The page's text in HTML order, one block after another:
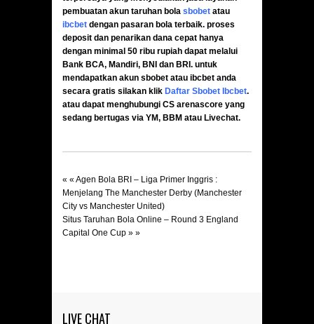
pembuatan akun taruhan bola sbobet atau
ibcbet dengan pasaran bola terbaik. proses
deposit dan penarikan dana cepat hanya
dengan minimal 50 ribu rupiah dapat melalui
Bank BCA, Mandiri, BNI dan BRI. untuk
mendapatkan akun sbobet atau ibcbet anda
secara gratis silakan klik Daftar Sbobet Ibcbet.
atau dapat menghubungi CS arenascore yang
sedang bertugas via YM, BBM atau Livechat.
« « Agen Bola BRI – Liga Primer Inggris :
Menjelang The Manchester Derby (Manchester
City vs Manchester United)
Situs Taruhan Bola Online – Round 3 England
Capital One Cup » »
LIVE CHAT